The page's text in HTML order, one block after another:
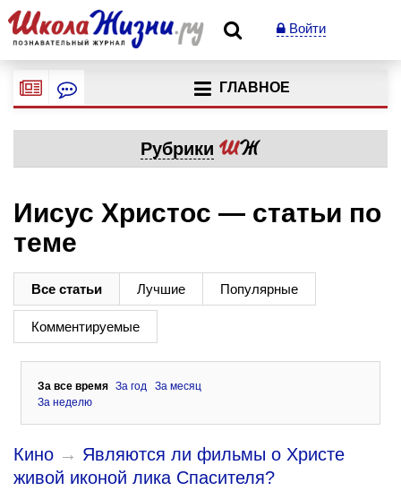
Войти
ГЛАВНОЕ
Рубрики
Иисус Христос — статьи по
теме
Все статьи Лучшие Популярные
Комментируемые
За все время За год
За месяц
За неделю
Кино → Являются ли фильмы о Христе
живой иконой лика Спасителя?